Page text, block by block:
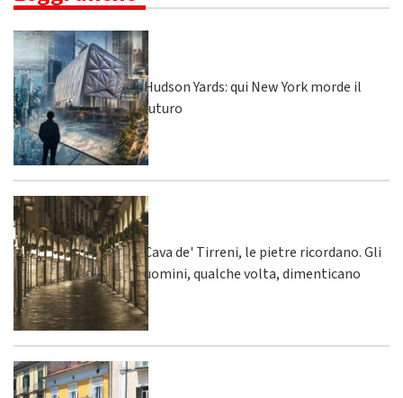
Hudson Yards: qui New York morde il
futuro
Cava de' Tirreni, le pietre ricordano. Gli
uomini, qualche volta, dimenticano